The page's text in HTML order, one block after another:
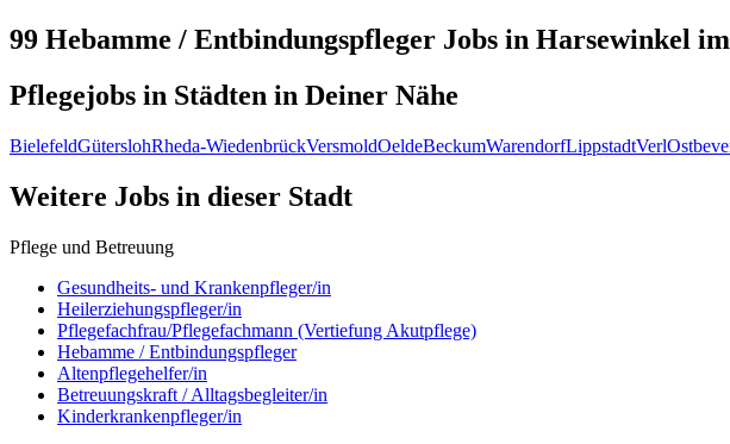
99 Hebamme / Entbindungspfleger Jobs in Harsewinkel
Pflegejobs in Städten in Deiner Nähe
BielefeldGüterslohRheda-WiedenbrückVersmoldOeldeBeckumWarendorfLippstadtVerl
Weitere Jobs in dieser Stadt
Pflege und Betreuung
Gesundheits- und Krankenpfleger/in
Heilerziehungspfleger/in
Pflegefachfrau/Pflegefachmann (Vertiefung Akutpflege)
Hebamme / Entbindungspfleger
Altenpflegehelfer/in
Betreuungskraft / Alltagsbegleiter/in
Kinderkrankenpfleger/in